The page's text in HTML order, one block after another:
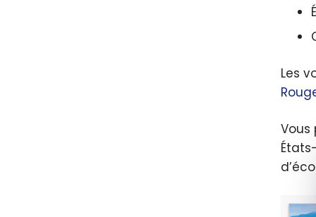
-été
Les
Vous